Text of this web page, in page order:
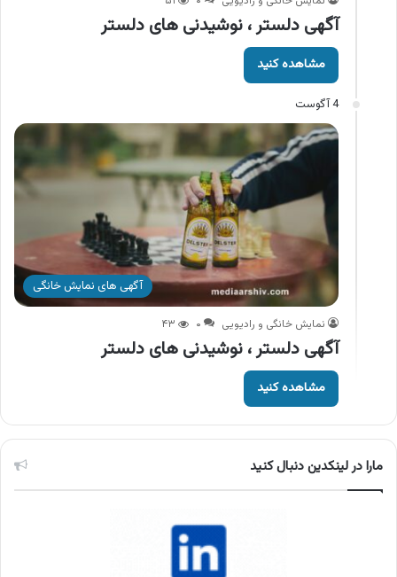
آگهی دلستر ، نوشیدنی های دلستر
مشاهده کنید
4 آگوست
آگهی های نمایش خانگی
نمایش خانگی و رادیویی ۰ ۴۳
آگهی دلستر ، نوشیدنی های دلستر
مشاهده کنید
مارا در لینکدین دنبال کنید